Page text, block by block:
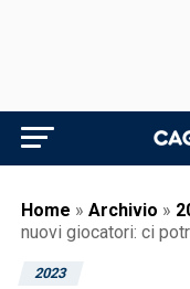
Home » Archivio »
nuovi giocatori: ci
2023